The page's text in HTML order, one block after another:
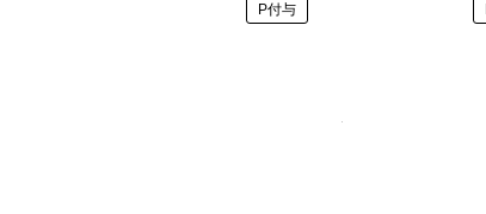
P付与